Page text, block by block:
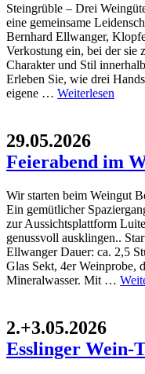
Steingrüble – Drei
eine gemeinsame
Bernhard Ellwanger,
Verkostung ein, bei der sie
Charakter und Stil
Erleben Sie, wie drei
eigene … Weiterlesen
29.05.2026
Feierabend im
Wir starten beim Weingut
Ein gemütlicher
zur Aussichtsplattform
genussvoll ausklingen..
Ellwanger Dauer: ca. 2,5
Glas Sekt, 4er Weinprobe,
Mineralwasser. Mit …
2.+3.05.2026
Esslinger Wein-